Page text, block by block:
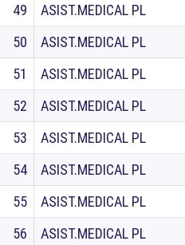
49
ASIST.MEDICAL PL
50
ASIST.MEDICAL PL
51
ASIST.MEDICAL PL
52
ASIST.MEDICAL PL
53
ASIST.MEDICAL PL
54
ASIST.MEDICAL PL
55
ASIST.MEDICAL PL
56
ASIST.MEDICAL PL